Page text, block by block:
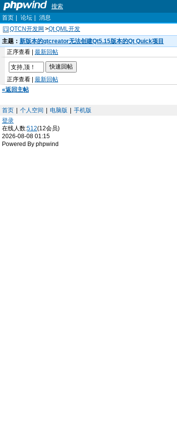
搜索
首页
论坛
消息
QTCN开发网 >Qt QML开发
主题： 新版本的qtcreator无法创建Qt5.15版本的Qt Quick项目
正序查看 | 最新回帖
正序查看 | 最新回帖
«返回主帖
首页 个人空间 电脑版
手机版
登录
在线人数:512(12会员)
2026-08-08 01:15
Powered By phpwind